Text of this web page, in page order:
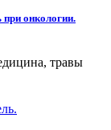
онкологии.
травы